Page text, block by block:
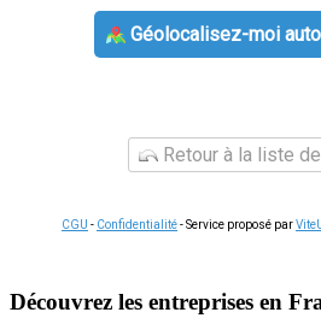
Géolocalisez-moi
Retour à la liste
CGU - Confidentialité- Service proposé par
Découvrez les entreprises en